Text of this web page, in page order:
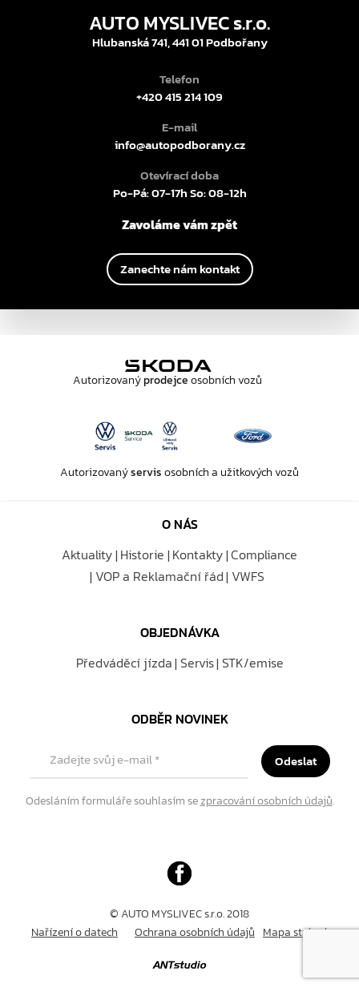
AUTO MYSLIVEC s.r.o.
Hlubanská 741, 441 01 Podbořany
Telefon
+420 415 214 109
E-mail
info@autopodborany.cz
Otevírací doba
Po-Pá: 07-17h So: 08-12h
Zavoláme vám zpět
Zanechte nám kontakt
Autorizovanýprodejceosobních vozů
Autorizovanýservisosobních a užitkových vozů
O NÁS
Aktuality Historie Kontakty Compliance
VOP a Reklamační řád VWFS
OBJEDNÁVKA
Předváděcí jízda Servis STK/emise
ODBĚR NOVINEK
Zadejte svůj e-mail* Odeslat
Odesláním formuláře souhlasím sezpracování osobních údajů.
© AUTO MYSLIVEC s.r.o. 2018
Nařízení o datech
Ochrana osobních údajů Mapa stránek